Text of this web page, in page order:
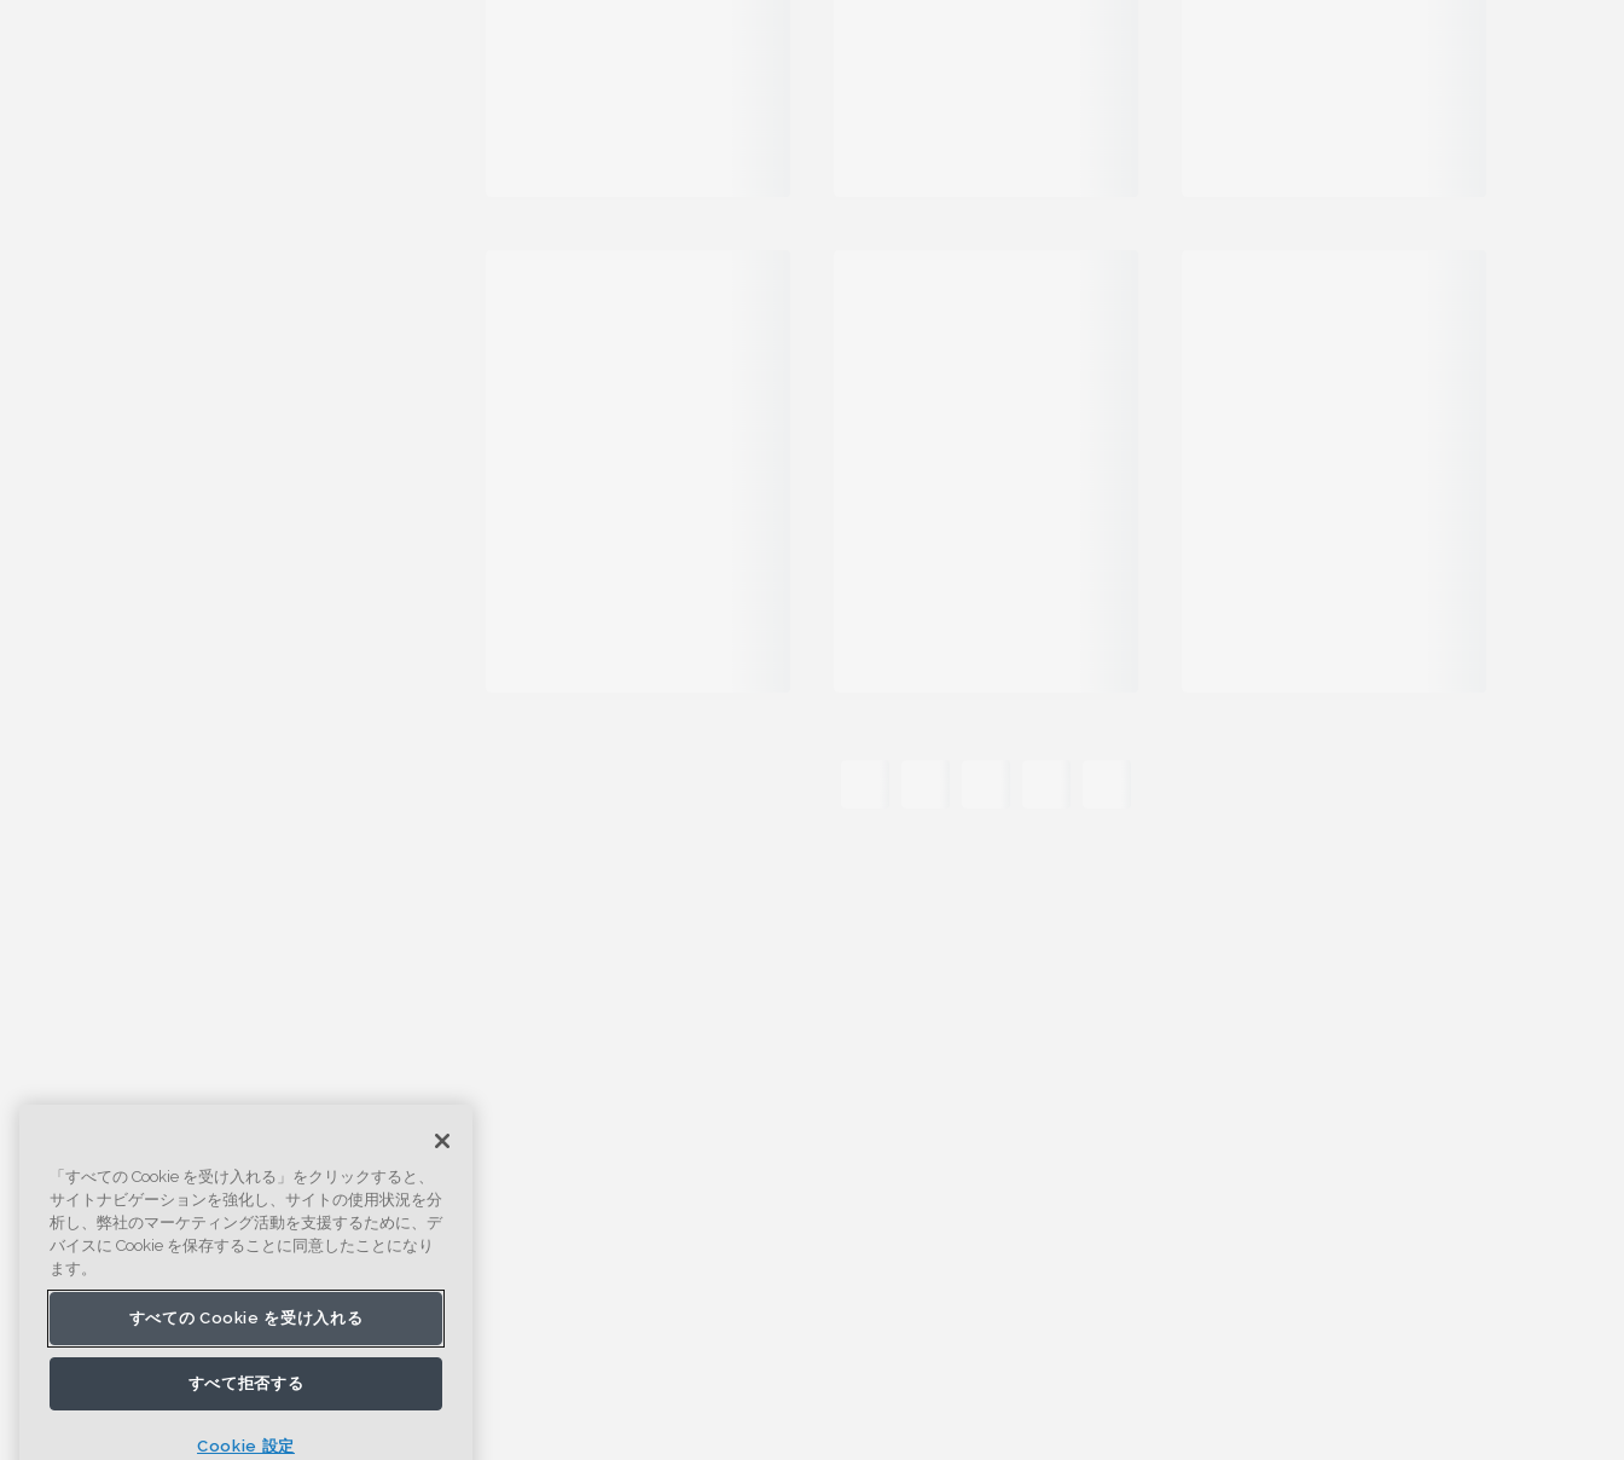
「すべての Cookie を受け入れる」をクリックすると、
サイトナビゲーションを強化し、サイトの使用状況を分
析し、弊社のマーケティング活動を支援するために、デ
バイスに Cookie を保存することに同意したことになり
ます。
すべての Cookie を受け入れる
すべて拒否する
Cookie 設定